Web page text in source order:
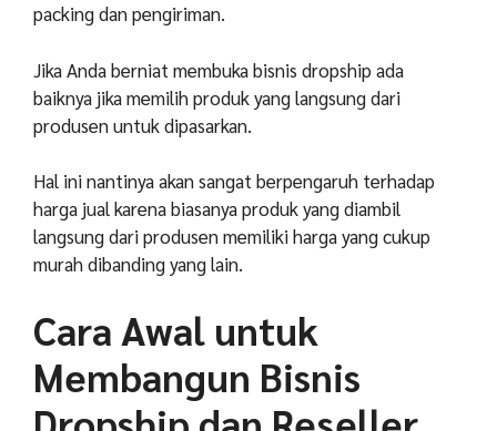
packing dan pengiriman.
Jika Anda berniat membuka bisnis dropship ada
baiknya jika memilih produk yang langsung dari
produsen untuk dipasarkan.
Hal ini nantinya akan sangat berpengaruh terhadap
harga jual karena biasanya produk yang diambil
langsung dari produsen memiliki harga yang cukup
murah dibanding yang lain.
Cara Awal untuk
Membangun Bisnis